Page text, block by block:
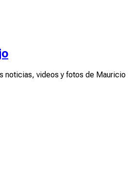
noticias, videos y fotos de Mauricio